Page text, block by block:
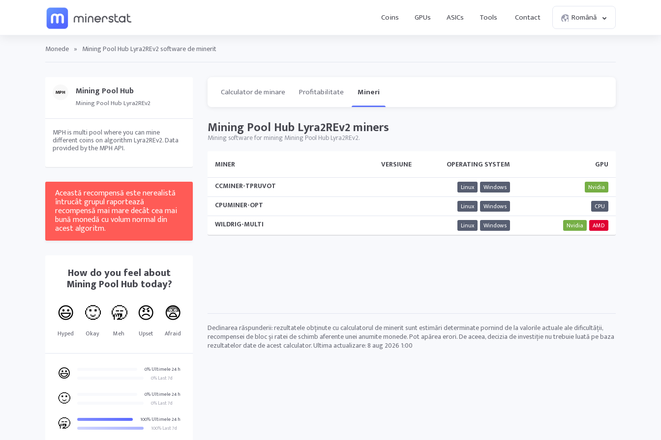
Coins GPUs ASICs Tools Contact Română
Monede » Mining Pool Hub Lyra2REv2 software de minerit
Mining Pool Hub
Mining Pool Hub Lyra2REv2
MPH is multi pool where you can mine
different coins on algorithm Lyra2REv2. Data
provided by the MPH API.
Această recompensă este nerealistă
întrucât grupul raportează
recompensă mai mare decât cea mai
bună monedă cu volum normal din
acest algoritm.
How do you feel about
Mining Pool Hub today?
😃
Hyped
🙂
Okay
🥱
Meh
😠
Upset
😨
Afraid
😃
0% Ultimele 24 h
0% Last 7d
🙂
0% Ultimele 24 h
0% Last 7d
🥱
100% Ultimele 24 h
100% Last 7d
Calculator de minare Profitabilitate Mineri
Mining Pool Hub Lyra2REv2 miners
Mining software for mining Mining Pool Hub Lyra2REv2.
MINER VERSIUNE OPERATING SYSTEM
GPU
CCMINER-TPRUVOT
Linux Windows Nvidia
CPUMINER-OPT Linux Windows CPU
WILDRIG-MULTI Linux Windows Nvidia AMD
Declinarea răspunderii: rezultatele obținute cu calculatorul de minerit sunt estimări determinate pornind de la valorile actuale ale dificultății,
recompensei de bloc și ratei de schimb aferente unei anumite monede. Pot apărea erori. De aceea, decizia de investiție nu trebuie luată pe baza
rezultatelor date de acest calculator. Ultima actualizare:8 aug 2026 1:00